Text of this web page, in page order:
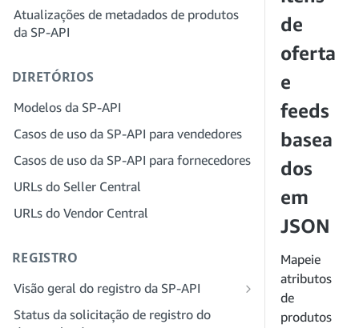
sandbox
Etapa 5: fazer sua primeira chamada
Etapa 6: configurar o fluxo de trabalho
produção
Etapa 8: chamar a SP-API em produção
Etapa 9: testar seu aplicativo
Etapa 10: listar seu aplicativo
Etapa 3: verifique sua identidade
Etapa 4: preencha o perfil de serviços
Etapa 5: inscreva-se para funções no
conta
Etapa 7: conecte-se com vendedores
Etapa 8: liste seu serviço na Rede de
provedores de serviços
Atualizações de metadados de produtos
da SP-API
DIRETÓRIOS
Modelos da SP-API
Casos de uso da SP-API para vendedores
Casos de uso da SP-API para fornecedores
URLs do Seller Central
URLs do Vendor Central
REGISTRO
Visão geral do registro da SP-API
Registrar-se como desenvolvedor
Status da solicitação de registro do
de
oferta
e
feeds
basea
dos
em
JSON
Mapeie
atributos
de
produtos